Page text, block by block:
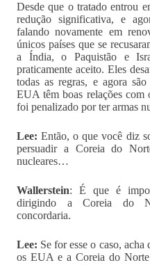
Desde que o tratado entrou
redução significativa, e
falando novamente em
únicos países que se
a Índia, o Paquistão e
praticamente aceito. Eles
todas as regras, e agora
EUA têm boas relações com
foi penalizado por ter armas
Lee: Então, o que você diz
persuadir a Coreia do
nucleares…
Wallerstein: É que é
dirigindo a Coreia do
concordaria.
Lee: Se for esse o caso, acha
os EUA e a Coreia do